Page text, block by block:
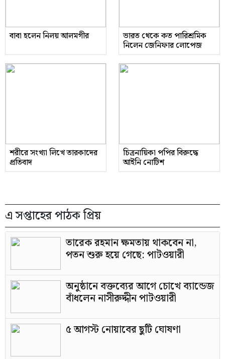
বাবা হলেন নিলয় আলমগীর ভারত থেকে কত পারিশ্রমিক
নিলেন জেনিফার লোপেজ
শরীরে সংখ্যা লিখে তারকাদের
প্রতিবাদ
চিত্রনায়িকা পপির বিরুদ্ধে
আইনি নোটিশ
এ সপ্তাহের পাঠক প্রিয়
তারেক রহমান ক্ষমতায় থাকবেন না,
পতন শুরু হয়ে গেছে: পাটওয়ারী
অনুষ্ঠানে বক্তব্যের আগে চোখে ব্যান্ডেজ
বাঁধলেন নাসীরুদ্দীন পাটওয়ারী
৫ আগস্ট নোয়াবের ছুটি ঘোষণা